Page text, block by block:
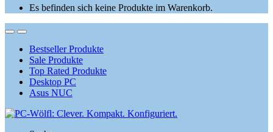
Es befinden sich keine Produkte im Warenkorb.
OpenClose
Bestseller Produkte
Sale Produkte
Top Rated Produkte
Desktop PC
Asus NUC